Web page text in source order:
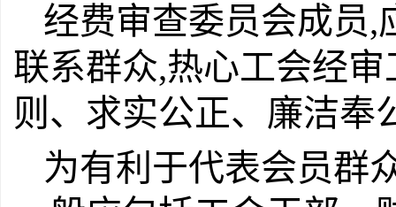
经费审查委员会成员,
联系群众,热心工会经
则、求实公正、廉洁奉
为有利于代表会员群